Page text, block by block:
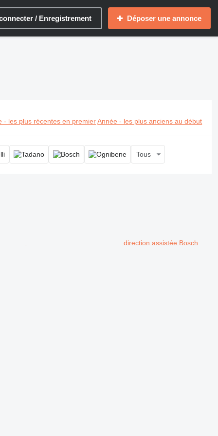
/ Enregistrement Déposer une annonce
- les plus récentes en premier Année - les plus anciens au début
Tous
direction assistée Bosch